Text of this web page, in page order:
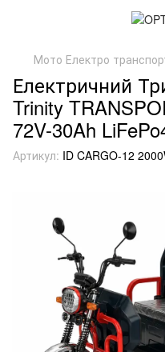
Мото Електро
Електричний
Trinity
72V-30Ah
Артикул: ID CARGO-12